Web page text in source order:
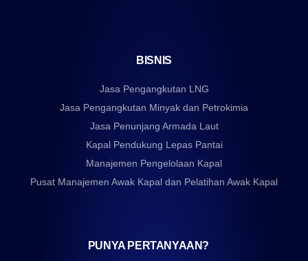
BISNIS
Jasa Pengangkutan LNG
Jasa Pengangkutan Minyak dan Petrokimia
Jasa Penunjang Armada Laut
Kapal Pendukung Lepas Pantai
Manajemen Pengelolaan Kapal
Pusat Manajemen Awak Kapal dan Pelatihan Awak Kapal
PUNYA PERTANYAAN?